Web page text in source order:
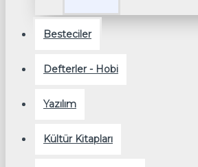
Besteciler
Defterler - Hobi
Yazılım
Kültür Kitapları